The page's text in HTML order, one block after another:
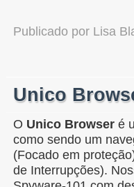
Publicado por Lisa
Unico
O Unico Browser é
como sendo um
(Focado em
de Interrupções).